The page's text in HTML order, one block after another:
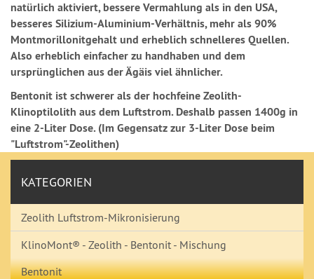
natürlich aktiviert, bessere Vermahlung als in den USA,
besseres Silizium-Aluminium-Verhältnis, mehr als 90%
Montmorillonitgehalt und erheblich schnelleres Quellen.
Also erheblich einfacher zu handhaben und dem
ursprünglichen aus der Ägäis viel ähnlicher.
Bentonit ist schwerer als der hochfeine Zeolith-
Klinoptilolith aus dem Luftstrom. Deshalb passen 1400g in
eine 2-Liter Dose. (Im Gegensatz zur 3-Liter Dose beim
"Luftstrom"-Zeolithen)
KATEGORIEN
Zeolith Luftstrom-Mikronisierung
KlinoMont® - Zeolith - Bentonit - Mischung
Bentonit